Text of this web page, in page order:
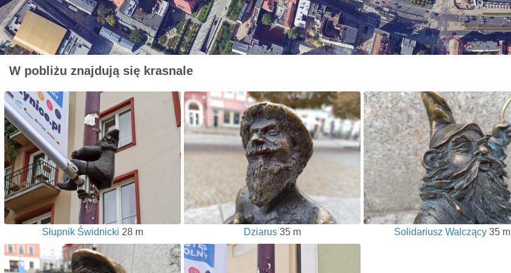
W pobliżu znajdują się krasnale
Słupnik Świdnicki 28 m Dziarus 35 m Solidariusz Walczący35 m